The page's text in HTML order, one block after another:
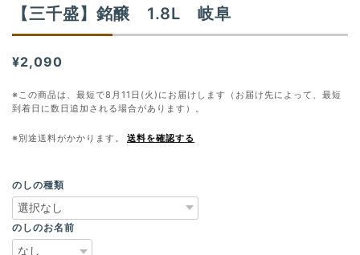
【三千盛】銘醸 1.8L 岐阜
¥2,090
※この商品は、最短で8月11日(火)にお届けします（お届け先によって、最短
到着日に数日追加される場合があります）。
※別途送料がかかります。 送料を確認する
のしの種類
のしのお名前